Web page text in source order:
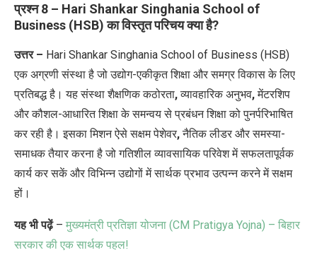
प्रश्न 8 – Hari Shankar Singhania School of
Business (HSB)का विस्तृत परिचय क्या है?
उत्तर – Hari Shankar Singhania School of Business (HSB)
एक अग्रणी संस्था है जो उद्योग-एकीकृत शिक्षा और समग्र विकास के लिए
प्रतिबद्ध है। यह संस्था शैक्षणिक कठोरता,व्यावहारिक अनुभव,मेंटरशिप
और कौशल-आधारित शिक्षा के समन्वय से प्रबंधन शिक्षा को पुनर्परिभाषित
कर रही है। इसका मिशन ऐसे सक्षम पेशेवर,नैतिक लीडर और समस्या-
समाधक तैयार करना है जो गतिशील व्यावसायिक परिवेश में सफलतापूर्वक
कार्य कर सकें और विभिन्न उद्योगों में सार्थक प्रभाव उत्पन्न करने में सक्षम
हों।
यह भी पढ़ें– मुख्यमंत्री प्रतिज्ञा योजना (CM Pratigya Yojna) – बिहार
सरकार की एक सार्थक पहल!